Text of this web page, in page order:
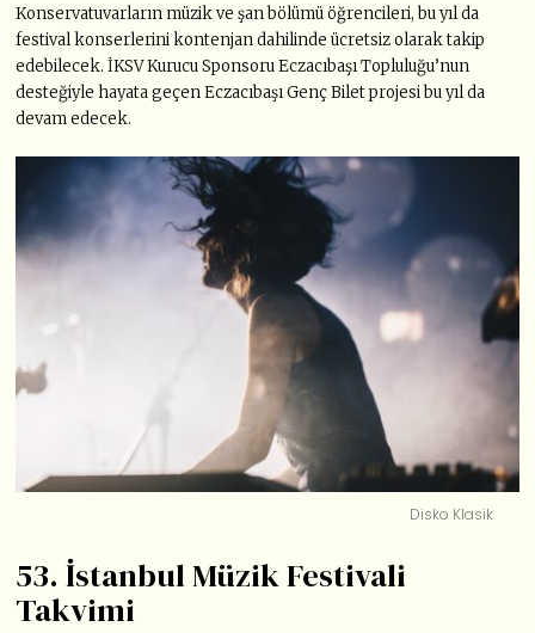
Konservatuvarların müzik ve şan bölümü öğrencileri, bu yıl da
festival konserlerini kontenjan dahilinde ücretsiz olarak takip
edebilecek. İKSV Kurucu Sponsoru Eczacıbaşı Topluluğu’nun
desteğiyle hayata geçen Eczacıbaşı Genç Bilet projesi bu yıl da
devam edecek.
Disko Klasik
53. İstanbul Müzik Festivali
Takvimi